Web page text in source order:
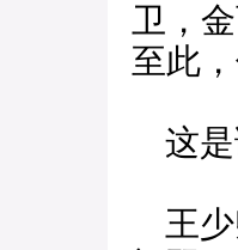
卫，
至此
这是
王少